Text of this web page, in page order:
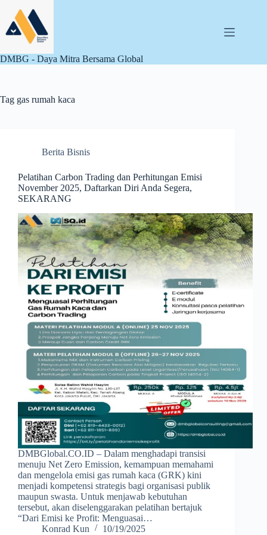
content
DMBG - Daya Mitra Bersama Global
Tag gas rumah kaca
Berita Bisnis
Pelatihan Carbon Trading dan Perhitungan Emisi
November 2025, Daftarkan Diri Anda Segera,
SEKARANG
DMBGlobal.CO.ID – Dalam menghadapi transisi
menuju Net Zero Emission, kemampuan memahami
dan mengelola emisi gas rumah kaca (GRK) kini
menjadi kompetensi strategis bagi organisasi publik
maupun swasta. Untuk menjawab kebutuhan
tersebut, akan diselenggarakan pelatihan bertajuk
“Dari Emisi ke Profit: Menguasai…
Konrad Kun
10/19/2025